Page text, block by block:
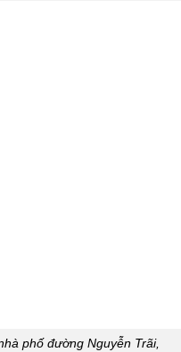
phố đường Nguyễn Trãi,